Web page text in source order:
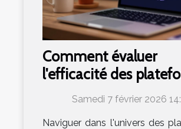
Comment évaluer
l'efficacité des
de rencontres
Samedi 7 février 2026
Naviguer dans l'univers des